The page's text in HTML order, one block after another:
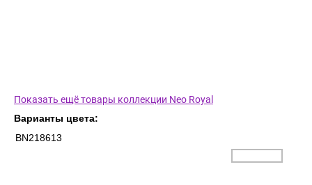
Показать ещё товары коллекции Neo Royal
Варианты цвета:
BN218613